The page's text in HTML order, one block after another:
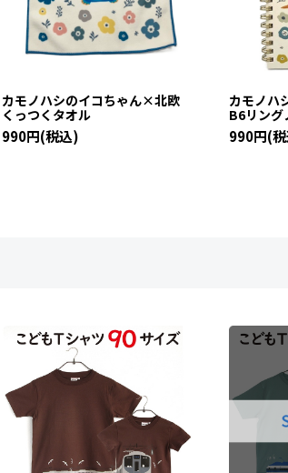
カモノハシのイコちゃん×北欧
くっつくタオル
990円(税込)
カモノハ
B6リング
990円(